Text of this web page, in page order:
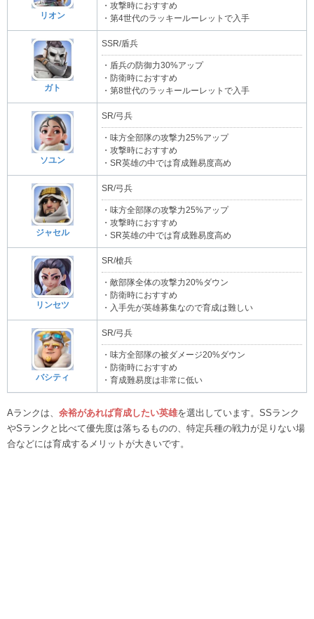
リオン
・攻撃時におすすめ
・第4世代のラッキールーレットで入手
ガト
SSR/盾兵
・盾兵の防御力30%アップ
・防衛時におすすめ
・第8世代のラッキールーレットで入手
ソユン
SR/弓兵
・味方全部隊の攻撃力25%アップ
・攻撃時におすすめ
・SR英雄の中では育成難易度高め
ジャセル
SR/弓兵
・味方全部隊の攻撃力25%アップ
・攻撃時におすすめ
・SR英雄の中では育成難易度高め
リンセツ
SR/槍兵
・敵部隊全体の攻撃力20%ダウン
・防衛時におすすめ
・入手先が英雄募集なので育成は難しい
バシティ
SR/弓兵
・味方全部隊の被ダメージ20%ダウン
・防衛時におすすめ
・育成難易度は非常に低い
Aランクは、 余裕があれば育成したい英雄を選出しています。SSランク
やSランクと比べて優先度は落ちるものの、特定兵種の戦力が足りない場
合などには育成するメリットが大きいです。